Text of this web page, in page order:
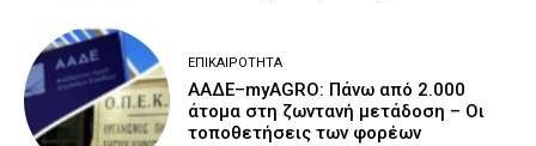
ΕΠΙΚΑΙΡΌΤΗΤΑ
ΑΑΔΕ–myAGRO: Πάνω από 2.000
άτομα στη ζωντανή μετάδοση – Οι
τοποθετήσεις των φορέων